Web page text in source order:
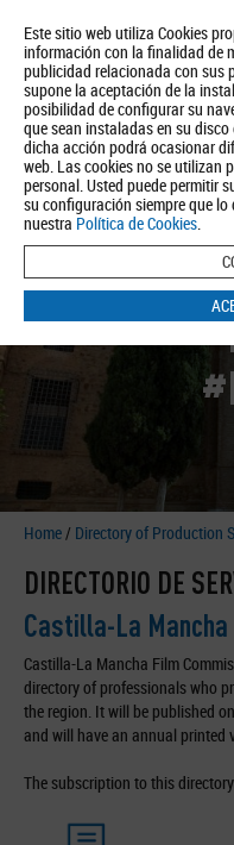
Este sitio web utiliza Cookies
información con la finalidad de
publicidad relacionada con sus
supone la aceptación de la
posibilidad de configurar su
que sean instaladas en su
dicha acción podrá ocasionar
web. Las cookies no se utilizan
personal. Usted puede permitir
su configuración siempre que lo
nuestra Política de Cookies.
About us Tourism Política de
Home/ Directory of Production
DIRECTORIO DE
Castilla-La Mancha
Castilla-La Mancha Film
directory of professionals who
the region. It will be published
and will have an annual printed
The subscription to this